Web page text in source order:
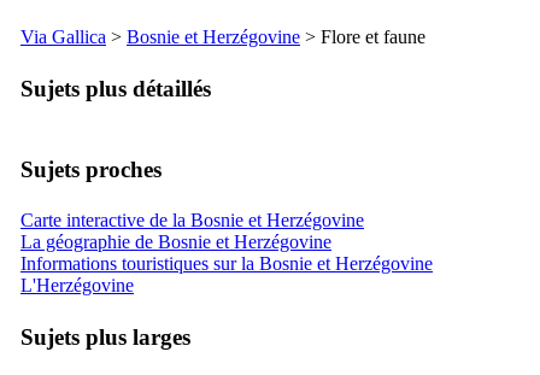
Via Gallica > Bosnie et Herzégovine > Flore et faune
Sujets plus détaillés
Sujets proches
Carte interactive de la Bosnie et Herzégovine
La géographie de Bosnie et Herzégovine
Informations touristiques sur la Bosnie et Herzégovine
L'Herzégovine
Sujets plus larges